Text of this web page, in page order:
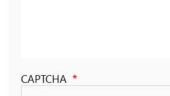
CAPTCHA